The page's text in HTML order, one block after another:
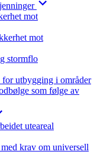
mot
mot
stormflo
for utbygging i områder
som følge av
uteareal
krav om universell